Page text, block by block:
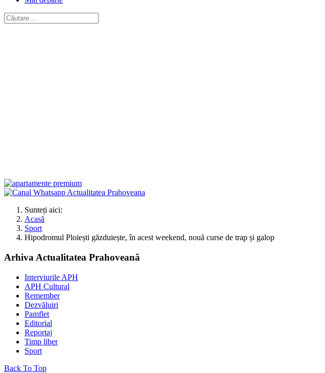
Sunteți aici:
Acasă
Sport
Hipodromul Ploiești găzduiește, în acest weekend, nouă curse de trap și galop
Arhiva Actualitatea Prahoveană
Interviurile APH
APH Cultural
Remember
Dezvăluiri
Pamflet
Editorial
Reportaj
Timp liber
Sport
Back To Top